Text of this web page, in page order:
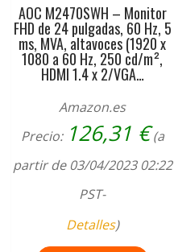
AOC M2470SWH – Monitor
FHD de 24 pulgadas, 60 Hz, 5
ms, MVA, altavoces (1920 x
1080 a 60 Hz, 250 cd/m²,
HDMI 1.4 x 2/VGA…
Amazon.es
Precio: 126,31 €(a
partir de 03/04/2023 02:22
PST-
Detalles)